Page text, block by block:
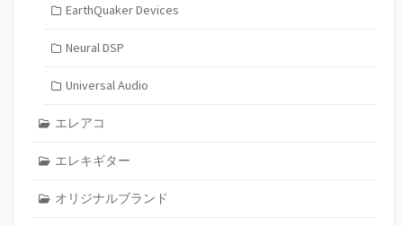
EarthQuaker Devices
Neural DSP
Universal Audio
エレアコ
エレキギター
オリジナルブランド